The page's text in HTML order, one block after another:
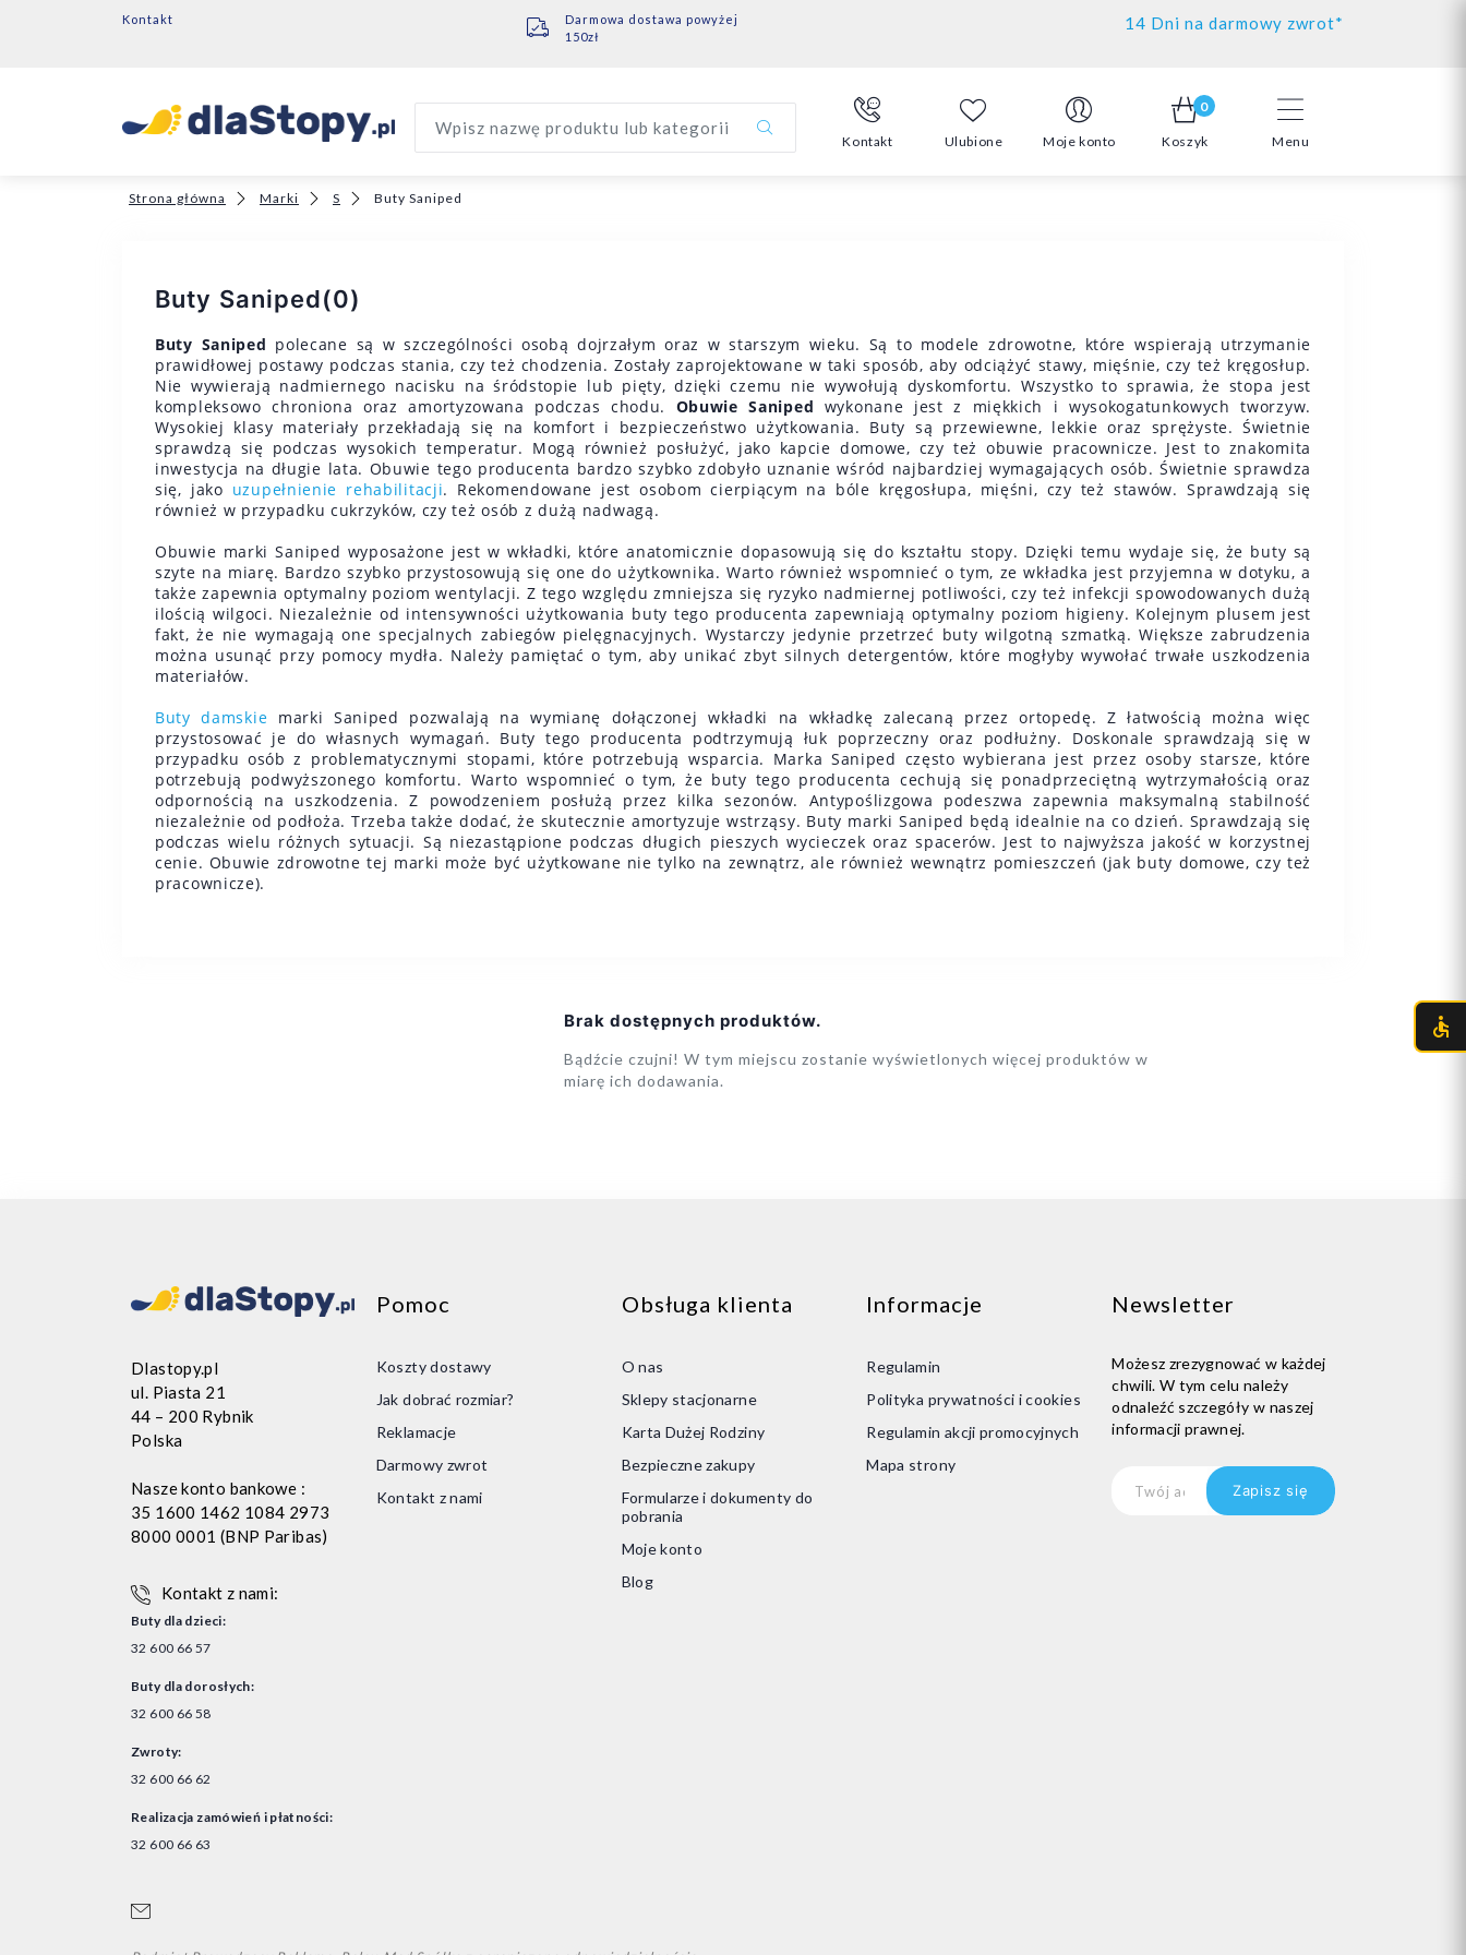
Kontakt
Darmowa dostawa powyżej
150zł
14 Dni na darmowy zwrot*
Menu
Wpisz nazwę produktu lub kategorii
Kontakt Ulubione Moje konto
0
Koszyk
Strona główna Marki S Buty Saniped
Buty Saniped(0)
Buty Saniped polecane są w szczególności osobą dojrzałym oraz w starszym wieku. Są to modele zdrowotne, które wspierają utrzymanie
prawidłowej postawy podczas stania, czy też chodzenia. Zostały zaprojektowane w taki sposób, aby odciążyć stawy, mięśnie, czy też kręgosłup.
Nie wywierają nadmiernego nacisku na śródstopie lub pięty, dzięki czemu nie wywołują dyskomfortu. Wszystko to sprawia, że stopa jest
kompleksowo chroniona oraz amortyzowana podczas chodu. Obuwie Saniped wykonane jest z miękkich i wysokogatunkowych tworzyw.
Wysokiej klasy materiały przekładają się na komfort i bezpieczeństwo użytkowania. Buty są przewiewne, lekkie oraz sprężyste. Świetnie
sprawdzą się podczas wysokich temperatur. Mogą również posłużyć, jako kapcie domowe, czy też obuwie pracownicze. Jest to znakomita
inwestycja na długie lata. Obuwie tego producenta bardzo szybko zdobyło uznanie wśród najbardziej wymagających osób. Świetnie sprawdza
się, jako uzupełnienie rehabilitacji. Rekomendowane jest osobom cierpiącym na bóle kręgosłupa, mięśni, czy też stawów. Sprawdzają się
również w przypadku cukrzyków, czy też osób z dużą nadwagą.
Obuwie marki Saniped wyposażone jest w wkładki, które anatomicznie dopasowują się do kształtu stopy. Dzięki temu wydaje się, że buty są
szyte na miarę. Bardzo szybko przystosowują się one do użytkownika. Warto również wspomnieć o tym, ze wkładka jest przyjemna w dotyku, a
także zapewnia optymalny poziom wentylacji. Z tego względu zmniejsza się ryzyko nadmiernej potliwości, czy też infekcji spowodowanych dużą
ilością wilgoci. Niezależnie od intensywności użytkowania buty tego producenta zapewniają optymalny poziom higieny. Kolejnym plusem jest
fakt, że nie wymagają one specjalnych zabiegów pielęgnacyjnych. Wystarczy jedynie przetrzeć buty wilgotną szmatką. Większe zabrudzenia
można usunąć przy pomocy mydła. Należy pamiętać o tym, aby unikać zbyt silnych detergentów, które mogłyby wywołać trwałe uszkodzenia
materiałów.
Buty damskie marki Saniped pozwalają na wymianę dołączonej wkładki na wkładkę zalecaną przez ortopedę. Z łatwością można więc
przystosować je do własnych wymagań. Buty tego producenta podtrzymują łuk poprzeczny oraz podłużny. Doskonale sprawdzają się w
przypadku osób z problematycznymi stopami, które potrzebują wsparcia. Marka Saniped często wybierana jest przez osoby starsze, które
potrzebują podwyższonego komfortu. Warto wspomnieć o tym, że buty tego producenta cechują się ponadprzeciętną wytrzymałością oraz
odpornością na uszkodzenia. Z powodzeniem posłużą przez kilka sezonów. Antypoślizgowa podeszwa zapewnia maksymalną stabilność
niezależnie od podłoża. Trzeba także dodać, że skutecznie amortyzuje wstrząsy. Buty marki Saniped będą idealnie na co dzień. Sprawdzają się
podczas wielu różnych sytuacji. Są niezastąpione podczas długich pieszych wycieczek oraz spacerów. Jest to najwyższa jakość w korzystnej
cenie. Obuwie zdrowotne tej marki może być użytkowane nie tylko na zewnątrz, ale również wewnątrz pomieszczeń (jak buty domowe, czy też
pracownicze).
Brak dostępnych produktów.
Bądźcie czujni! W tym miejscu zostanie wyświetlonych więcej produktów w
miarę ich dodawania.
Dlastopy.pl
ul. Piasta 21
44 – 200 Rybnik
Polska
Nasze konto bankowe :
35 1600 1462 1084 2973
8000 0001 (BNP Paribas)
Kontakt z nami:
Buty dla dzieci:
32 600 66 57
Buty dla dorosłych:
32 600 66 58
Zwroty:
32 600 66 62
Realizacja zamówień i płatności:
32 600 66 63
Pomoc
Koszty dostawy
Jak dobrać rozmiar?
Reklamacje
Darmowy zwrot
Kontakt z nami
Obsługa klienta
O nas
Sklepy stacjonarne
Karta Dużej Rodziny
Bezpieczne zakupy
Formularze i dokumenty do
pobrania
Moje konto
Blog
Informacje
Regulamin
Polityka prywatności i cookies
Regulamin akcji promocyjnych
Mapa strony
Newsletter
Możesz zrezygnować w każdej
chwili. W tym celu należy
odnaleźć szczegóły w naszej
informacji prawnej.